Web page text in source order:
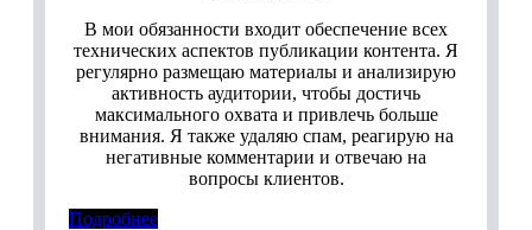
В мои обязанности входит обеспечение всех
технических аспектов публикации контента. Я
регулярно размещаю материалы и анализирую
активность аудитории, чтобы достичь
максимального охвата и привлечь больше
внимания. Я также удаляю спам, реагирую на
негативные комментарии и отвечаю на
вопросы клиентов.
Подробнее